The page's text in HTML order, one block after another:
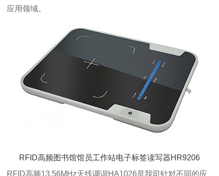
应用领域。
RFID高频图书馆馆员工作站电子标签读写器HR9206
RFID高频13.56MHz天线调谐HA1026是我司针对不同的应